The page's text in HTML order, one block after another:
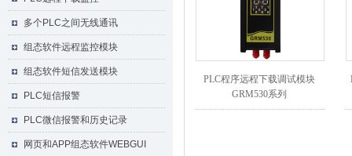
多个PLC之间无线通讯
组态软件远程监控模块
组态软件短信发送模块
PLC短信报警
PLC微信报警和历史记录
网页和APP组态软件WEBGUI
PLC程序远程下载调试模块
GRM530系列